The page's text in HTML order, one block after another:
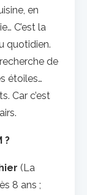
en
C’est la
quotidien.
de
étoiles…
Car c’est
?
(La
8 ans ;